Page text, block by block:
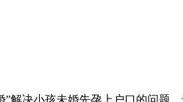
”解决小孩未婚先孕上户口的问题